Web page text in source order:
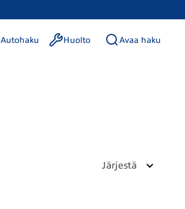
Autohaku Huolto Avaa haku
Järjestä